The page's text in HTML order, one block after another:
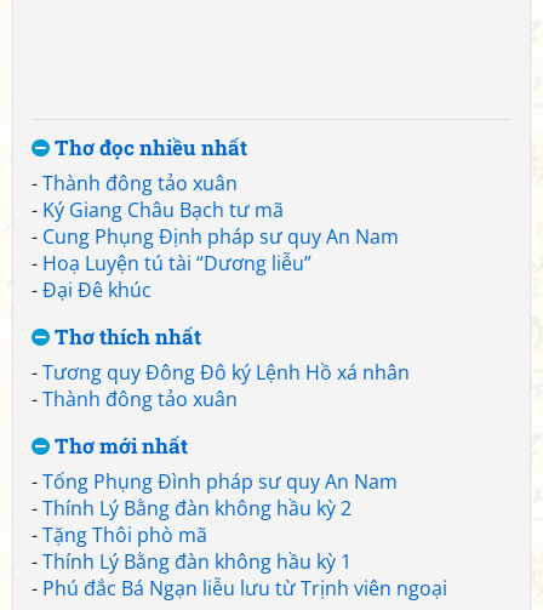
Thơ đọc nhiều nhất
-Thành đông tảo xuân
- Ký Giang Châu Bạch tư mã
- Cung Phụng Định pháp sư quy An Nam
- Hoạ Luyện tú tài “Dương liễu”
-Đại Đê khúc
Thơ thích nhất
-Tương quy Đông Đô ký Lệnh Hồ xá nhân
-Thành đông tảo xuân
Thơ mới nhất
-Tống Phụng Đình pháp sư quy An Nam
-Thính Lý Bằng đàn không hầu kỳ 2
-Tặng Thôi phò mã
-Thính Lý Bằng đàn không hầu kỳ 1
- Phú đắc Bá Ngạn liễu lưu từ Trịnh viên ngoại